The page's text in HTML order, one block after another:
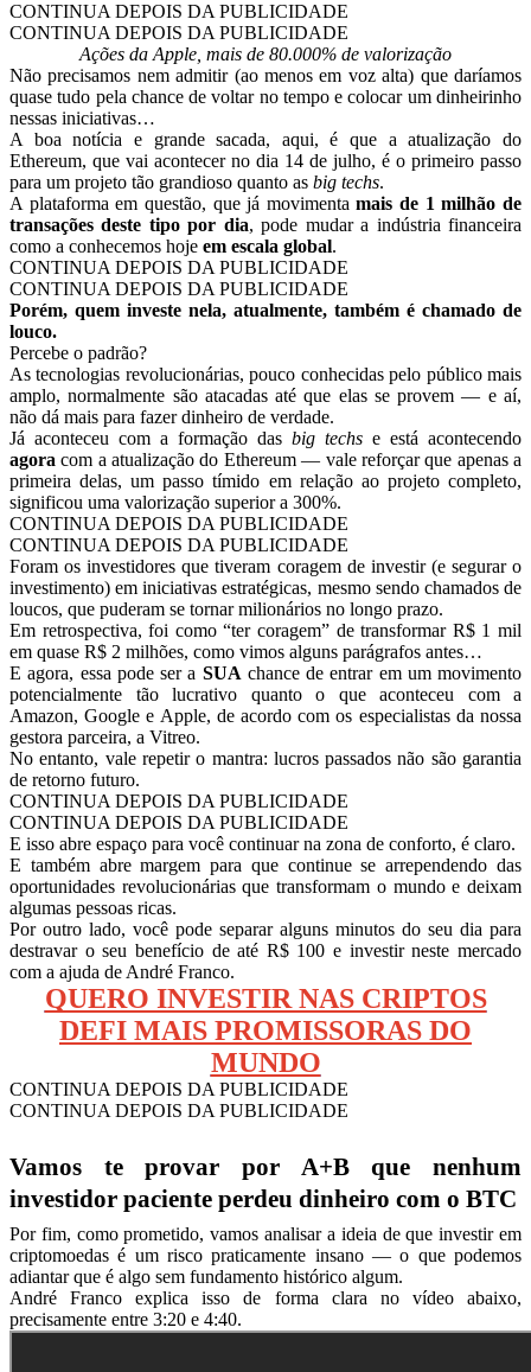
CONTINUA DEPOIS DA PUBLICIDADE
CONTINUA DEPOIS DA PUBLICIDADE
Ações da Apple, mais de 80.000% de valorização
Não precisamos nem admitir (ao menos em voz alta) que daríamos
quase tudo pela chance de voltar no tempo e colocar um dinheirinho
nessas iniciativas…
A boa notícia e grande sacada, aqui, é que a atualização do
Ethereum, que vai acontecer no dia 14 de julho, é o primeiro passo
para um projeto tão grandioso quanto as big techs.
A plataforma em questão, que já movimentamais de 1 milhão de
transações deste tipo por dia, pode mudar a indústria financeira
como a conhecemos hoje em escala global.
CONTINUA DEPOIS DA PUBLICIDADE
CONTINUA DEPOIS DA PUBLICIDADE
Porém, quem investe nela, atualmente, também é chamado de
louco.
Percebe o padrão?
As tecnologias revolucionárias, pouco conhecidas pelo público mais
amplo, normalmente são atacadas até que elas se provem — e aí,
não dá mais para fazer dinheiro de verdade.
Já aconteceu com a formação das big techs e está acontecendo
agora com a atualização do Ethereum — vale reforçar que apenas a
primeira delas, um passo tímido em relação ao projeto completo,
significou uma valorização superior a 300%.
CONTINUA DEPOIS DA PUBLICIDADE
CONTINUA DEPOIS DA PUBLICIDADE
Foram os investidores que tiveram coragem de investir (e segurar o
investimento) em iniciativas estratégicas, mesmo sendo chamados de
loucos, que puderam se tornar milionários no longo prazo.
Em retrospectiva, foi como “ter coragem” de transformar R$ 1 mil
em quase R$ 2 milhões, como vimos alguns parágrafos antes…
E agora, essa pode ser a SUA chance de entrar em um movimento
potencialmente tão lucrativo quanto o que aconteceu com a
Amazon, Google e Apple, de acordo com os especialistas da nossa
gestora parceira, a Vitreo.
No entanto, vale repetir o mantra: lucros passados não são garantia
de retorno futuro.
CONTINUA DEPOIS DA PUBLICIDADE
CONTINUA DEPOIS DA PUBLICIDADE
E isso abre espaço para você continuar na zona de conforto, é claro.
E também abre margem para que continue se arrependendo das
oportunidades revolucionárias que transformam o mundo e deixam
algumas pessoas ricas.
Por outro lado, você pode separar alguns minutos do seu dia para
destravar o seu benefício de até R$ 100 e investir neste mercado
com a ajuda de André Franco.
QUERO INVESTIR NAS CRIPTOS
DEFI MAIS PROMISSORAS DO
MUNDO
CONTINUA DEPOIS DA PUBLICIDADE
CONTINUA DEPOIS DA PUBLICIDADE
Vamos te provar por A+B que nenhum
investidor paciente perdeu dinheiro com o BTC
Por fim, como prometido, vamos analisar a ideia de que investir em
criptomoedas é um risco praticamente insano — o que podemos
adiantar que é algo sem fundamento histórico algum.
André Franco explica isso de forma clara no vídeo abaixo,
precisamente entre 3:20 e 4:40.